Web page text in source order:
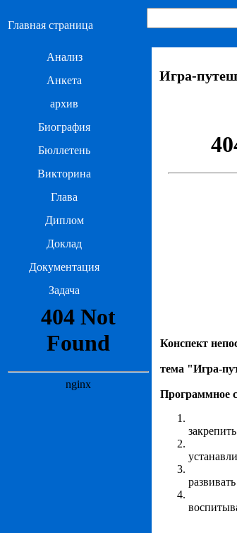
Главная страница
Анализ
Анкета
архив
Биография
Бюллетень
Викторина
Глава
Диплом
Доклад
Документация
Задача
Игра-
Конспект
тема "Игра-
Программное